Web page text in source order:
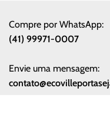
Compre por WhatsApp:
(41) 99971-0007
Envie uma mensagem: